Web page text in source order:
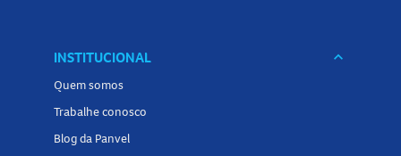
INSTITUCIONAL keyboard_arrow_down
Quem somos
Trabalhe conosco
Blog da Panvel